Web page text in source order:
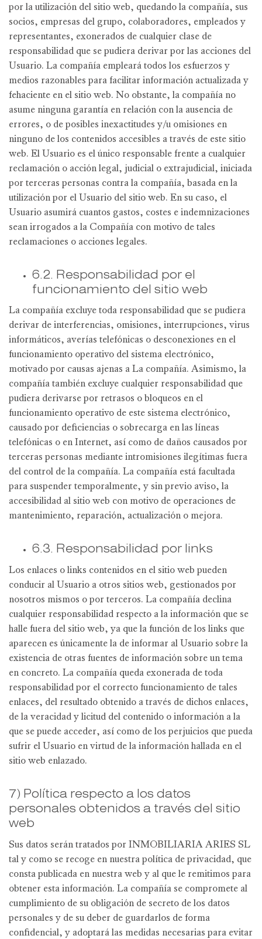
por la utilización del sitio web, quedando la compañía, sus
socios, empresas del grupo, colaboradores, empleados y
representantes, exonerados de cualquier clase de
responsabilidad que se pudiera derivar por las acciones del
Usuario. La compañía empleará todos los esfuerzos y
medios razonables para facilitar información actualizada y
fehaciente en el sitio web. No obstante, la compañía no
asume ninguna garantía en relación con la ausencia de
errores, o de posibles inexactitudes y/u omisiones en
ninguno de los contenidos accesibles a través de este sitio
web. El Usuario es el único responsable frente a cualquier
reclamación o acción legal, judicial o extrajudicial, iniciada
por terceras personas contra la compañía, basada en la
utilización por el Usuario del sitio web. En su caso, el
Usuario asumirá cuantos gastos, costes e indemnizaciones
sean irrogados a la Compañía con motivo de tales
reclamaciones o acciones legales.
6.2. Responsabilidad por el
funcionamiento del sitio web
La compañía excluye toda responsabilidad que se pudiera
derivar de interferencias, omisiones, interrupciones, virus
informáticos, averías telefónicas o desconexiones en el
funcionamiento operativo del sistema electrónico,
motivado por causas ajenas a La compañía. Asimismo, la
compañía también excluye cualquier responsabilidad que
pudiera derivarse por retrasos o bloqueos en el
funcionamiento operativo de este sistema electrónico,
causado por deficiencias o sobrecarga en las líneas
telefónicas o en Internet, así como de daños causados por
terceras personas mediante intromisiones ilegítimas fuera
del control de la compañía. La compañía está facultada
para suspender temporalmente, y sin previo aviso, la
accesibilidad al sitio web con motivo de operaciones de
mantenimiento, reparación, actualización o mejora.
6.3. Responsabilidad por links
Los enlaces o links contenidos en el sitio web pueden
conducir al Usuario a otros sitios web, gestionados por
nosotros mismos o por terceros. La compañía declina
cualquier responsabilidad respecto a la información que se
halle fuera del sitio web, ya que la función de los links que
aparecen es únicamente la de informar al Usuario sobre la
existencia de otras fuentes de información sobre un tema
en concreto. La compañía queda exonerada de toda
responsabilidad por el correcto funcionamiento de tales
enlaces, del resultado obtenido a través de dichos enlaces,
de la veracidad y licitud del contenido o información a la
que se puede acceder, así como de los perjuicios que pueda
sufrir el Usuario en virtud de la información hallada en el
sitio web enlazado.
7) Política respecto a los datos
personales obtenidos a través del sitio
web
Sus datos serán tratados por INMOBILIARIA ARIES SL
tal y como se recoge en nuestra política de privacidad, que
consta publicada en nuestra web y al que le remitimos para
obtener esta información. La compañía se compromete al
cumplimiento de su obligación de secreto de los datos
personales y de su deber de guardarlos de forma
confidencial, y adoptará las medidas necesarias para evitar